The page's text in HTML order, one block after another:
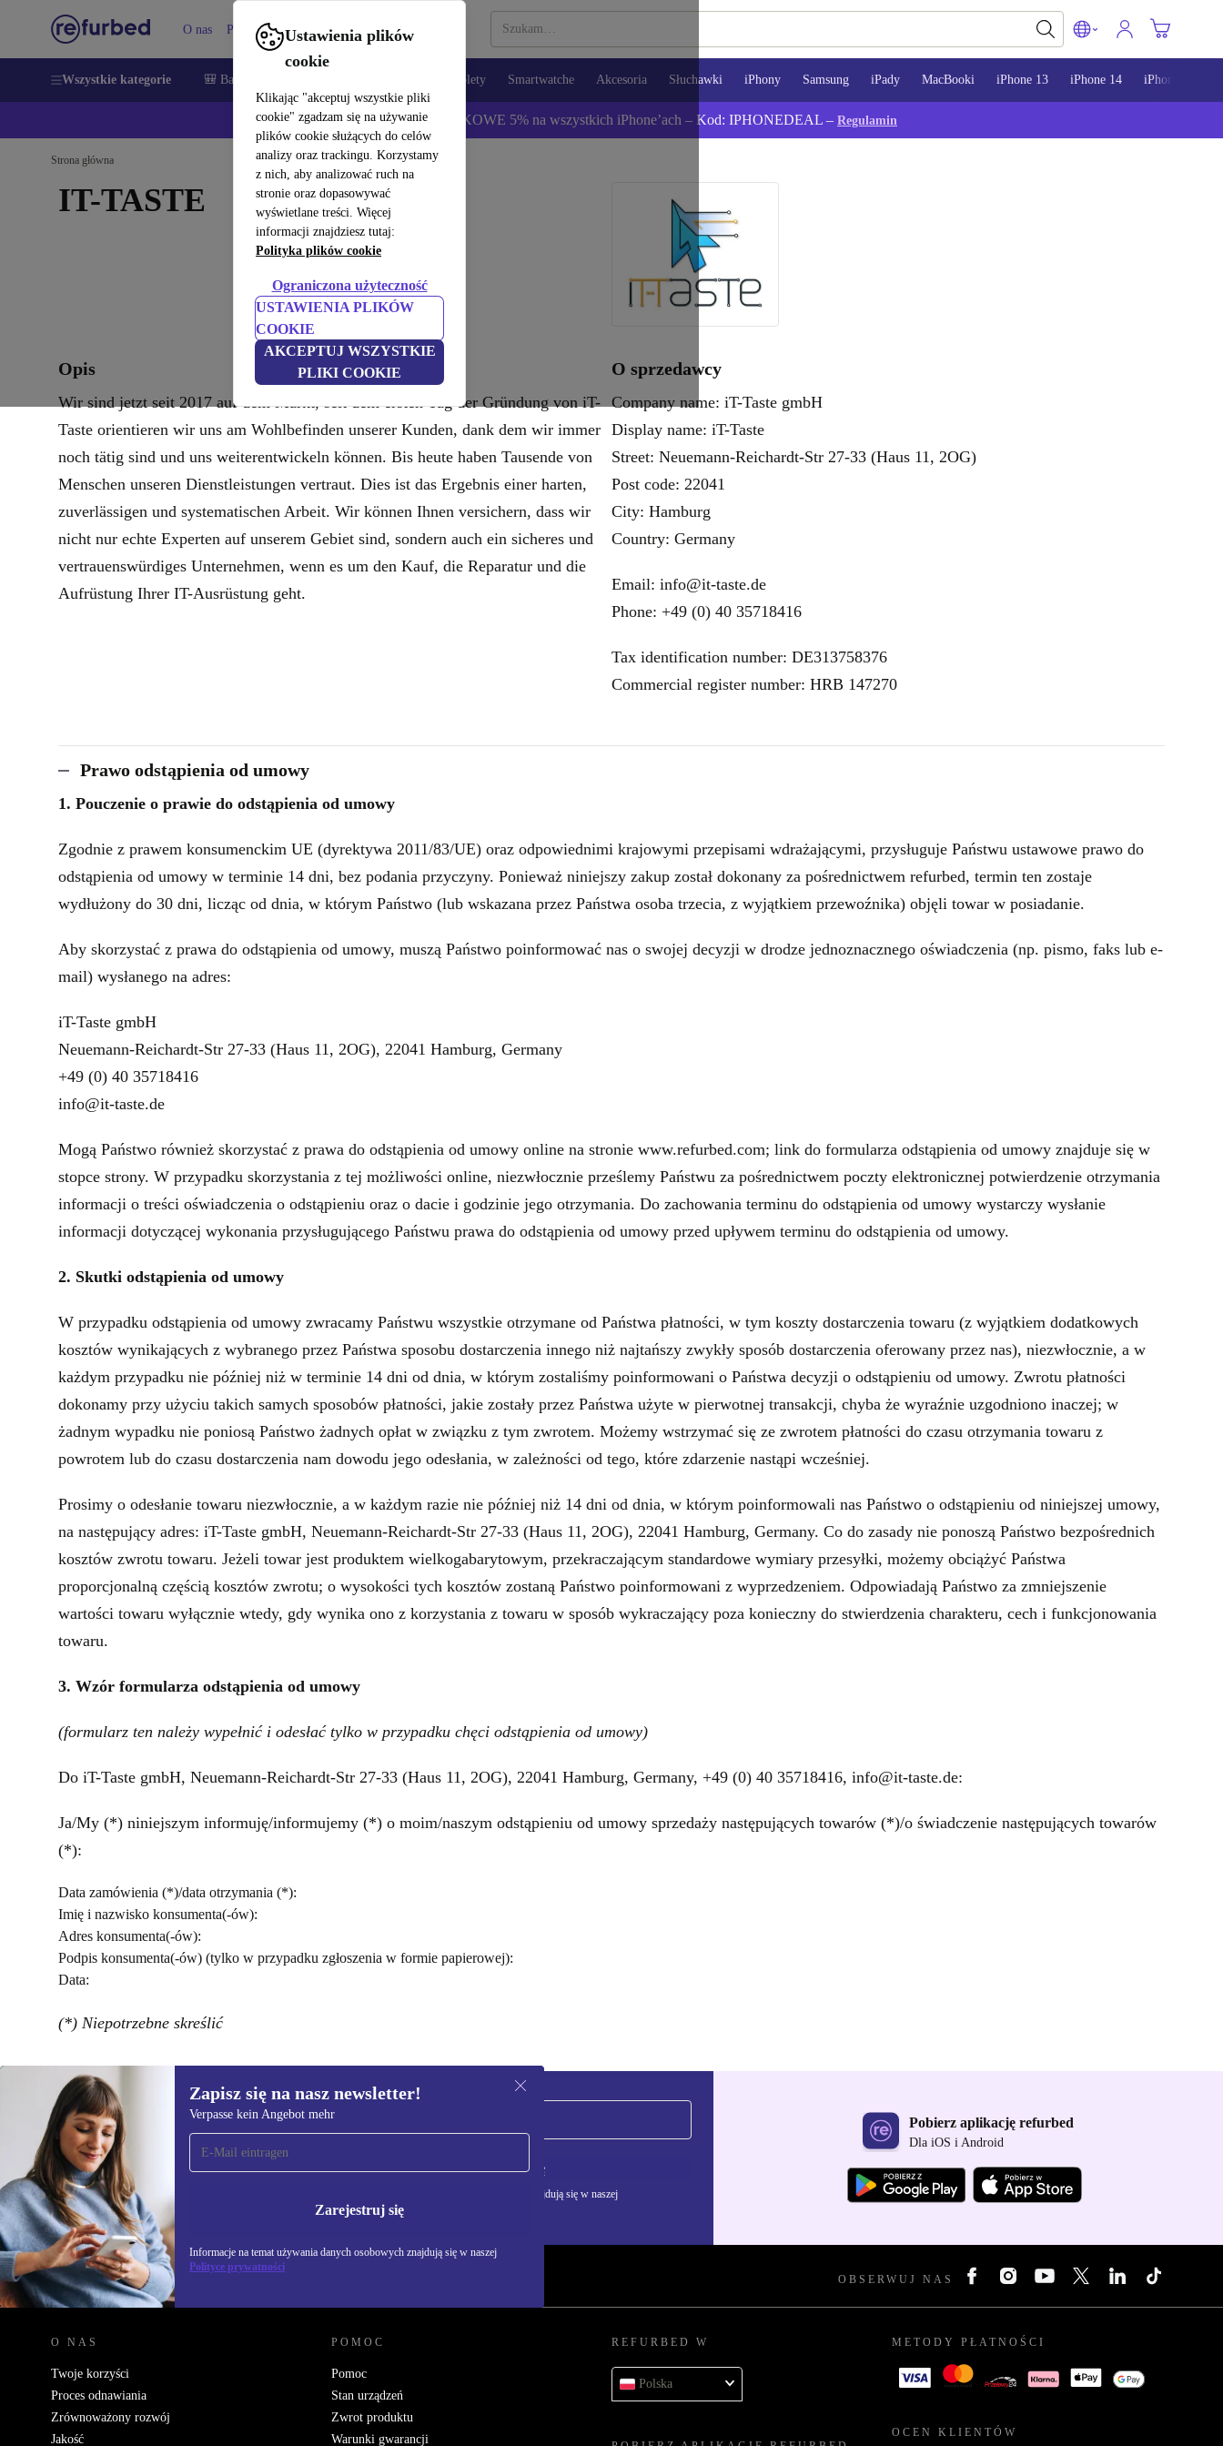
Ustawienia plików
cookie
Klikając "akceptuj wszystkie pliki
cookie" zgadzam się na używanie
plików cookie służących do celów
analizy oraz trackingu. Korzystamy
z nich, aby analizować ruch na
stronie oraz dopasowywać
wyświetlane treści. Więcej
informacji znajdziesz tutaj:
Polityka plików cookie
Ograniczona użyteczność
USTAWIENIA PLIKÓW
COOKIE
AKCEPTUJ WSZYSTKIE
PLIKI COOKIE
O nas Pomoc
Wszystkie kategorie 🎒 Back to school Tablety Smartwatche Akcesoria Słuchawki iPhony Samsung iPady MacBooki iPhone 13 iPhone 14 iPhone 15
💰Zaoszczędź DODATKOWE 5% na wszystkich iPhone’ach – Kod: IPHONEDEAL – Regulamin
Strona główna
IT-TASTE
Opis
Wir sind jetzt seit 2017 auf dem Markt, seit dem ersten Tag der Gründung von iT-
Taste orientieren wir uns am Wohlbefinden unserer Kunden, dank dem wir immer
noch tätig sind und uns weiterentwickeln können. Bis heute haben Tausende von
Menschen unseren Dienstleistungen vertraut. Dies ist das Ergebnis einer harten,
zuverlässigen und systematischen Arbeit. Wir können Ihnen versichern, dass wir
nicht nur echte Experten auf unserem Gebiet sind, sondern auch ein sicheres und
vertrauenswürdiges Unternehmen, wenn es um den Kauf, die Reparatur und die
Aufrüstung Ihrer IT-Ausrüstung geht.
O sprzedawcy
Company name: iT-Taste gmbH
Display name: iT-Taste
Street: Neuemann-Reichardt-Str 27-33 (Haus 11, 2OG)
Post code: 22041
City: Hamburg
Country: Germany
Email: info@it-taste.de
Phone: +49 (0) 40 35718416
Tax identification number: DE313758376
Commercial register number: HRB 147270
Prawo odstąpienia od umowy
1. Pouczenie o prawie do odstąpienia od umowy
Zgodnie z prawem konsumenckim UE (dyrektywa 2011/83/UE) oraz odpowiednimi krajowymi przepisami wdrażającymi, przysługuje Państwu ustawowe prawo do
odstąpienia od umowy w terminie 14 dni, bez podania przyczyny. Ponieważ niniejszy zakup został dokonany za pośrednictwem refurbed, termin ten zostaje
wydłużony do 30 dni, licząc od dnia, w którym Państwo (lub wskazana przez Państwa osoba trzecia, z wyjątkiem przewoźnika) objęli towar w posiadanie.
Aby skorzystać z prawa do odstąpienia od umowy, muszą Państwo poinformować nas o swojej decyzji w drodze jednoznacznego oświadczenia (np. pismo, faks lub e-
mail) wysłanego na adres:
iT-Taste gmbH
Neuemann-Reichardt-Str 27-33 (Haus 11, 2OG), 22041 Hamburg, Germany
+49 (0) 40 35718416
info@it-taste.de
Mogą Państwo również skorzystać z prawa do odstąpienia od umowy online na stronie www.refurbed.com; link do formularza odstąpienia od umowy znajduje się w
stopce strony. W przypadku skorzystania z tej możliwości online, niezwłocznie prześlemy Państwu za pośrednictwem poczty elektronicznej potwierdzenie otrzymania
informacji o treści oświadczenia o odstąpieniu oraz o dacie i godzinie jego otrzymania. Do zachowania terminu do odstąpienia od umowy wystarczy wysłanie
informacji dotyczącej wykonania przysługującego Państwu prawa do odstąpienia od umowy przed upływem terminu do odstąpienia od umowy.
2. Skutki odstąpienia od umowy
W przypadku odstąpienia od umowy zwracamy Państwu wszystkie otrzymane od Państwa płatności, w tym koszty dostarczenia towaru (z wyjątkiem dodatkowych
kosztów wynikających z wybranego przez Państwa sposobu dostarczenia innego niż najtańszy zwykły sposób dostarczenia oferowany przez nas), niezwłocznie, a w
każdym przypadku nie później niż w terminie 14 dni od dnia, w którym zostaliśmy poinformowani o Państwa decyzji o odstąpieniu od umowy. Zwrotu płatności
dokonamy przy użyciu takich samych sposobów płatności, jakie zostały przez Państwa użyte w pierwotnej transakcji, chyba że wyraźnie uzgodniono inaczej; w
żadnym wypadku nie poniosą Państwo żadnych opłat w związku z tym zwrotem. Możemy wstrzymać się ze zwrotem płatności do czasu otrzymania towaru z
powrotem lub do czasu dostarczenia nam dowodu jego odesłania, w zależności od tego, które zdarzenie nastąpi wcześniej.
Prosimy o odesłanie towaru niezwłocznie, a w każdym razie nie później niż 14 dni od dnia, w którym poinformowali nas Państwo o odstąpieniu od niniejszej umowy,
na następujący adres: iT-Taste gmbH, Neuemann-Reichardt-Str 27-33 (Haus 11, 2OG), 22041 Hamburg, Germany. Co do zasady nie ponoszą Państwo bezpośrednich
kosztów zwrotu towaru. Jeżeli towar jest produktem wielkogabarytowym, przekraczającym standardowe wymiary przesyłki, możemy obciążyć Państwa
proporcjonalną częścią kosztów zwrotu; o wysokości tych kosztów zostaną Państwo poinformowani z wyprzedzeniem. Odpowiadają Państwo za zmniejszenie
wartości towaru wyłącznie wtedy, gdy wynika ono z korzystania z towaru w sposób wykraczający poza konieczny do stwierdzenia charakteru, cech i funkcjonowania
towaru.
3. Wzór formularza odstąpienia od umowy
(formularz ten należy wypełnić i odesłać tylko w przypadku chęci odstąpienia od umowy)
Do iT-Taste gmbH, Neuemann-Reichardt-Str 27-33 (Haus 11, 2OG), 22041 Hamburg, Germany, +49 (0) 40 35718416, info@it-taste.de:
Ja/My (*) niniejszym informuję/informujemy (*) o moim/naszym odstąpieniu od umowy sprzedaży następujących towarów (*)/o świadczenie następujących towarów
(*):
Data zamówienia (*)/data otrzymania (*):
Imię i nazwisko konsumenta(-ów):
Adres konsumenta(-ów):
Podpis konsumenta(-ów) (tylko w przypadku zgłoszenia w formie papierowej):
Data:
(*) Niepotrzebne skreślić
Zapisz się na nasz newsletter!
Verpasse kein Angebot mehr
Zarejestruj się
Informacje na temat używania danych osobowych znajdują się w naszej
Polityce prywatności
Zapisz się na nasz
newsletter!
Nie przegap żadnej oferty.
Zarejestruj się
Informacje na temat używania danych osobowych znajdują się w naszej
Polityce prywatności
Pobierz aplikację refurbed
Dla iOS i Android
REFURBED POLSKA - RETHINK NEW. OBSERWUJ NAS
O NAS
Twoje korzyści
Proces odnawiania
Zrównoważony rozwój
Jakość
POMOC
Pomoc
Stan urządzeń
Zwrot produktu
Warunki gwarancji
REFURBED W
Polska
METODY PŁATNOŚCI
OCEN KLIENTÓW